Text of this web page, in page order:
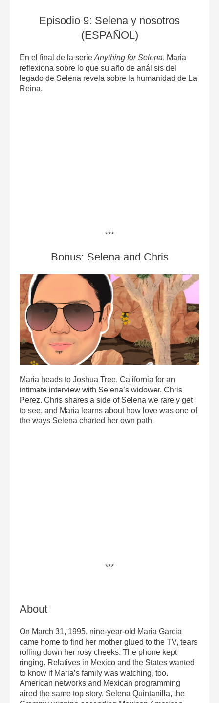
Episodio 9: Selena y nosotros
(ESPAÑOL)
En el final de la serie Anything for Selena, Maria
reflexiona sobre lo que su año de análisis del
legado de Selena revela sobre la humanidad de La
Reina.
***
Bonus: Selena and Chris
Maria heads to Joshua Tree, California for an
intimate interview with Selena’s widower, Chris
Perez. Chris shares a side of Selena we rarely get
to see, and Maria learns about how love was one of
the ways Selena charted her own path.
***
About
On March 31, 1995, nine-year-old Maria Garcia
came home to find her mother glued to the TV, tears
rolling down her rosy cheeks. The phone kept
ringing. Relatives in Mexico and the States wanted
to know if Maria’s family was watching, too.
American networks and Mexican programming
aired the same top story. Selena Quintanilla, the